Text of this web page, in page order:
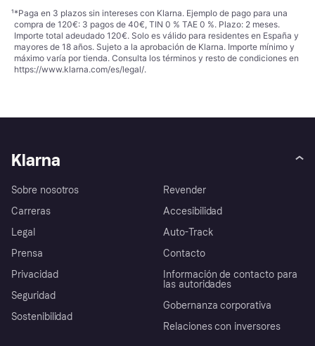
¹*Paga en 3 plazos sin intereses con Klarna. Ejemplo de pago para una
compra de 120€: 3 pagos de 40€, TIN 0 % TAE 0 %. Plazo: 2 meses.
Importe total adeudado 120€. Solo es válido para residentes en España y
mayores de 18 años. Sujeto a la aprobación de Klarna. Importe mínimo y
máximo varía por tienda. Consulta los términos y resto de condiciones en
https://www.klarna.com/es/legal/.
Klarna
Sobre nosotros
Carreras
Legal
Prensa
Privacidad
Seguridad
Sostenibilidad
Revender
Accesibilidad
Auto-Track
Contacto
Información de contacto para
las autoridades
Gobernanza corporativa
Relaciones con inversores